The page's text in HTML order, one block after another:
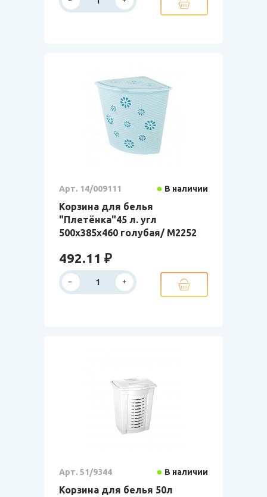
Арт. 14/009111 В наличии
Корзина для белья
"Плетёнка"45 л. угл
500х385х460 голубая/ М2252
492.11 ₽
Арт. 51/9344 В наличии
Корзина для белья 50л